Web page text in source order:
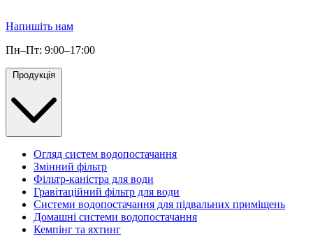
Напишіть нам
Пн–Пт: 9:00–17:00
Продукція
Огляд систем водопостачання
Змінний фільтр
Фільтр-каністра для води
Гравітаційний фільтр для води
Системи водопостачання для підвальних приміщень
Домашні системи водопостачання
Кемпінг та яхтинг